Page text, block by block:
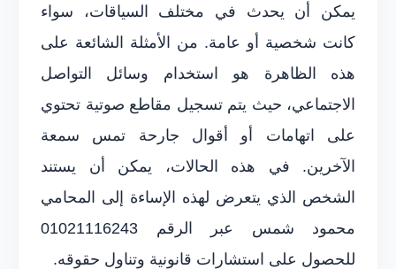
يمكن أن يحدث في مختلف السياقات، سواء
كانت شخصية أو عامة. من الأمثلة الشائعة على
هذه الظاهرة هو استخدام وسائل التواصل
الاجتماعي، حيث يتم تسجيل مقاطع صوتية تحتوي
على اتهامات أو أقوال جارحة تمس سمعة
الآخرين. في هذه الحالات، يمكن أن يستند
الشخص الذي يتعرض لهذه الإساءة إلى المحامي
محمود شمس عبر الرقم 01021116243
للحصول على استشارات قانونية وتناول حقوقه.